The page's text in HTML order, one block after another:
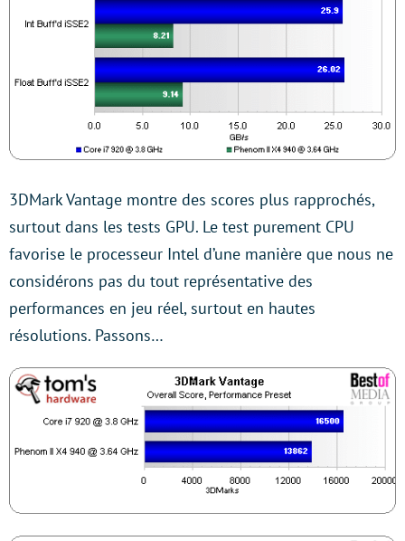
3DMark Vantage montre des scores plus rapprochés,
surtout dans les tests GPU. Le test purement CPU
favorise le processeur Intel d’une manière que nous ne
considérons pas du tout représentative des
performances en jeu réel, surtout en hautes
résolutions. Passons…